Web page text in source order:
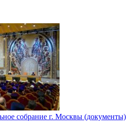
собрание г. Москвы (документы)